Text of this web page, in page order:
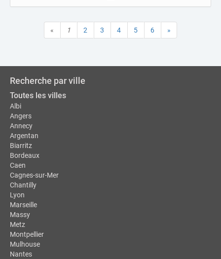
« 1 2 3 4 5 6 »
Recherche par ville
Toutes les villes
Albi
Angers
Annecy
Argentan
Biarritz
Bordeaux
Caen
Cagnes-sur-Mer
Chantilly
Lyon
Marseille
Massy
Metz
Montpellier
Mulhouse
Nantes